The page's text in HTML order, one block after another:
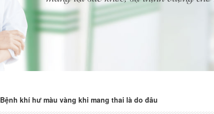
Bệnh khí hư màu vàng khi mang thai là do đâu